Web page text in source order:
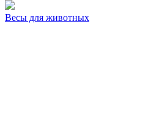
Весы для животных